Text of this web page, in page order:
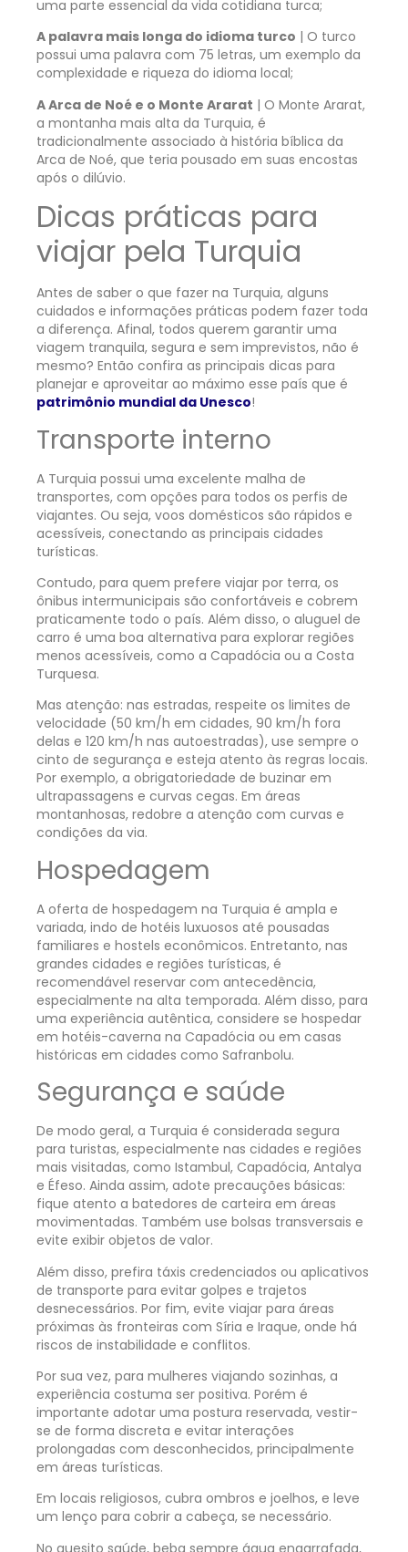
uma parte essencial da vida cotidiana turca;
A palavra mais longa do idioma turco | O turco
possui uma palavra com 75 letras, um exemplo da
complexidade e riqueza do idioma local;
A Arca de Noé e o Monte Ararat | O Monte Ararat,
a montanha mais alta da Turquia, é
tradicionalmente associado à história bíblica da
Arca de Noé, que teria pousado em suas encostas
após o dilúvio.
Dicas práticas para
viajar pela Turquia
Antes de saber o que fazer na Turquia, alguns
cuidados e informações práticas podem fazer toda
a diferença. Afinal, todos querem garantir uma
viagem tranquila, segura e sem imprevistos, não é
mesmo? Então confira as principais dicas para
planejar e aproveitar ao máximo esse país que é
patrimônio mundial da Unesco!
Transporte interno
A Turquia possui uma excelente malha de
transportes, com opções para todos os perfis de
viajantes. Ou seja, voos domésticos são rápidos e
acessíveis, conectando as principais cidades
turísticas.
Contudo, para quem prefere viajar por terra, os
ônibus intermunicipais são confortáveis e cobrem
praticamente todo o país. Além disso, o aluguel de
carro é uma boa alternativa para explorar regiões
menos acessíveis, como a Capadócia ou a Costa
Turquesa.
Mas atenção: nas estradas, respeite os limites de
velocidade (50 km/h em cidades, 90 km/h fora
delas e 120 km/h nas autoestradas), use sempre o
cinto de segurança e esteja atento às regras locais.
Por exemplo, a obrigatoriedade de buzinar em
ultrapassagens e curvas cegas. Em áreas
montanhosas, redobre a atenção com curvas e
condições da via.
Hospedagem
A oferta de hospedagem na Turquia é ampla e
variada, indo de hotéis luxuosos até pousadas
familiares e hostels econômicos. Entretanto, nas
grandes cidades e regiões turísticas, é
recomendável reservar com antecedência,
especialmente na alta temporada. Além disso, para
uma experiência autêntica, considere se hospedar
em hotéis-caverna na Capadócia ou em casas
históricas em cidades como Safranbolu.
Segurança e saúde
De modo geral, a Turquia é considerada segura
para turistas, especialmente nas cidades e regiões
mais visitadas, como Istambul, Capadócia, Antalya
e Éfeso. Ainda assim, adote precauções básicas:
fique atento a batedores de carteira em áreas
movimentadas. Também use bolsas transversais e
evite exibir objetos de valor.
Além disso, prefira táxis credenciados ou aplicativos
de transporte para evitar golpes e trajetos
desnecessários. Por fim, evite viajar para áreas
próximas às fronteiras com Síria e Iraque, onde há
riscos de instabilidade e conflitos.
Por sua vez, para mulheres viajando sozinhas, a
experiência costuma ser positiva. Porém é
importante adotar uma postura reservada, vestir-
se de forma discreta e evitar interações
prolongadas com desconhecidos, principalmente
em áreas turísticas.
Em locais religiosos, cubra ombros e joelhos, e leve
um lenço para cobrir a cabeça, se necessário.
No quesito saúde, beba sempre água engarrafada,